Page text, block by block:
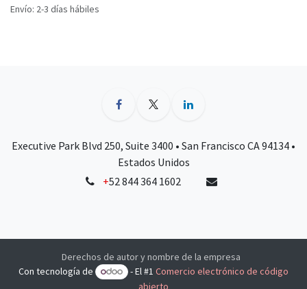
Envío: 2-3 días hábiles
Executive Park Blvd 250, Suite 3400 • San Francisco CA 94134 •
Estados Unidos
+52 844 364 1602
Derechos de autor y nombre de la empresa
Con tecnología de
- El #1Comercio electrónico de código
abierto